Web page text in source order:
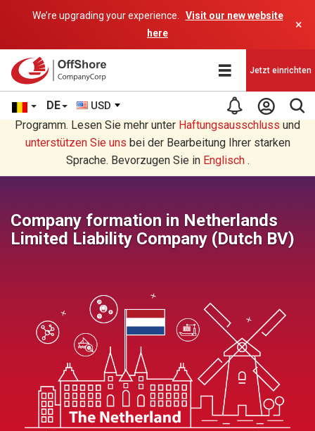
We’re upgrading your experience.
Visit our new website
here
×
DE USD
Jetzt einrichten
Sie lesen eine Deutsche Übersetzung durch ein AI-
Programm. Lesen Sie mehr unter Haftungsausschluss und
unterstützen Sie uns bei der Bearbeitung Ihrer starken
Sprache. Bevorzugen Sie in Englisch.
Company formation in Netherlands
Limited Liability Company (Dutch BV)